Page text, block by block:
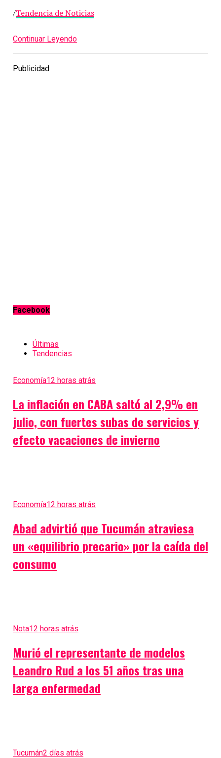
/Tendencia de Noticias
Continuar Leyendo
Publicidad
Facebook
Últimas
Tendencias
Economía12 horas atrás
La inflación en CABA saltó al 2,9% en
julio, con fuertes subas de servicios y
efecto vacaciones de invierno
Economía12 horas atrás
Abad advirtió que Tucumán atraviesa
un «equilibrio precario» por la caída del
consumo
Nota12 horas atrás
Murió el representante de modelos
Leandro Rud a los 51 años tras una
larga enfermedad
Tucumán2 días atrás